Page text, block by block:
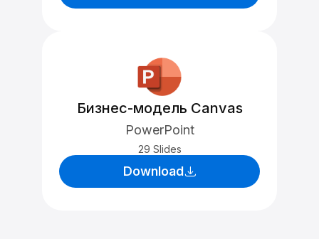
Бизнес-модель Canvas
PowerPoint
29 Slides
Download